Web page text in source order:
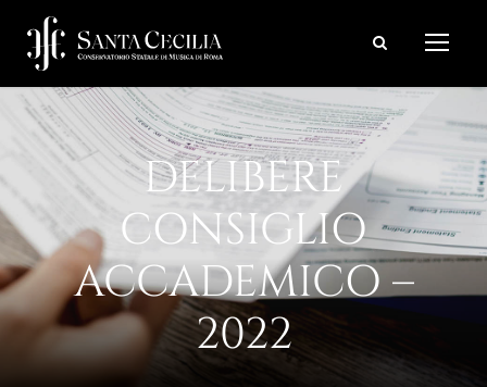
DELIBERE
CONSIGLIO
ACCADEMICO –
2022